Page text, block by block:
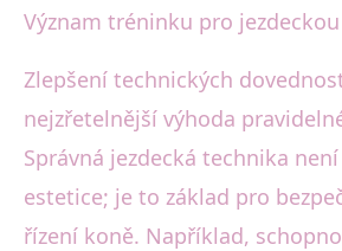
Význam tréninku pro
Zlepšení technických
nejzřetelnější výhoda
Správná jezdecká technika
estetice; je to základ pro
řízení koně. Například,